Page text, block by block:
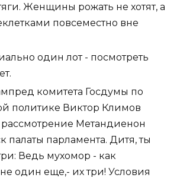
Женщины рожать не хотят, а
повсеместно вне
один лот - посмотреть
комитета Госдумы по
политике Виктор Климов
рассмотрение Метандиенон
палаты парламента. Дитя, ты
Ведь мухомор - как
один еще,- их три! Условия